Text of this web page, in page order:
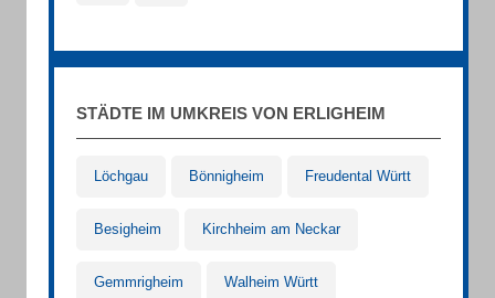
STÄDTE IM UMKREIS VON ERLIGHEIM
Löchgau Bönnigheim Freudental Württ
Besigheim Kirchheim am Neckar
Gemmrigheim Walheim Württ